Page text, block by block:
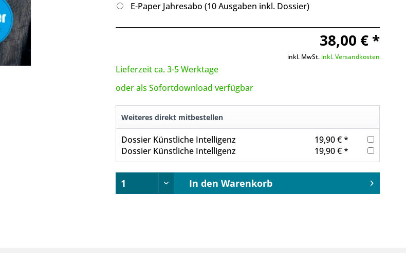
E-Paper Jahresabo (10 Ausgaben inkl. Dossier)
38,00 € *
inkl. MwSt. inkl. Versandkosten
Lieferzeit ca. 3-5 Werktage
oder als Sofortdownload verfügbar
Weiteres direkt mitbestellen
Dossier Künstliche Intelligenz
19,90 € *
Dossier Künstliche Intelligenz
19,90 € *
In den Warenkorb